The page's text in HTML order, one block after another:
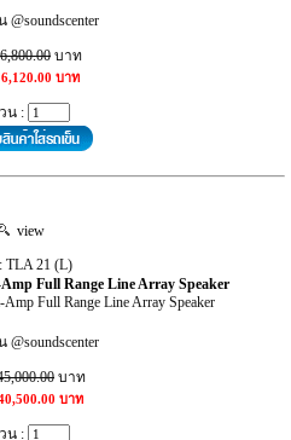
6,800.00 บาท
บาท
น :
view
TLA 21 (L)
Full Range Line Array Speaker
Full Range Line Array Speaker
บาท
บาท
น :